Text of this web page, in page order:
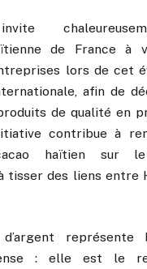
invite
de France à
lors de cet
afin de
de qualité en
contribue à
haïtien sur le
tisser des liens entre
représente
: elle est le